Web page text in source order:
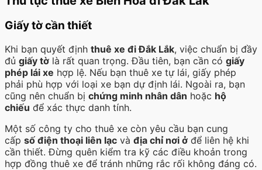
Giấy tờ cần thiết
Khi bạn quyết định thuê xe đi Đắk Lắk, việc chuẩn bị đầy
đủ giấy tờ là rất quan trọng. Đầu tiên, bạn cần có giấy
phép lái xe hợp lệ. Nếu bạn thuê xe tự lái, giấy phép
phải phù hợp với loại xe bạn dự định lái. Ngoài ra, bạn
cũng nên chuẩn bị chứng minh nhân dân hoặc hộ
chiếu để xác thực danh tính.
Một số công ty cho thuê xe còn yêu cầu bạn cung
cấp số điện thoại liên lạc và địa chỉ nơi ở để liên hệ khi
cần thiết. Đừng quên kiểm tra kỹ các điều khoản trong
hợp đồng thuê xe để tránh những rắc rối không đáng có.